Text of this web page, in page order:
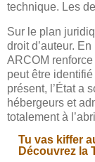
technique. Les
Sur le plan
droit d’auteur.
ARCOM
peut être
présent, l’État a
hébergeurs et
totalement à
Tu vas kiffer
Découvrez la